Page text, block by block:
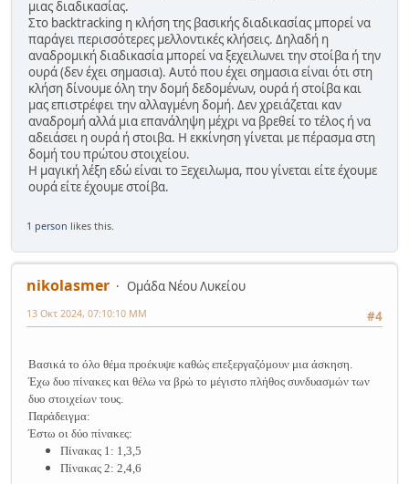
μιας διαδικασίας.
Στο backtracking η κλήση της βασικής διαδικασίας μπορεί να
παράγει περισσότερες μελλοντικές κλήσεις. Δηλαδή η
αναδρομική διαδικασία μπορεί να ξεχειλωνει την στοίβα ή την
ουρά (δεν έχει σημασια). Αυτό που έχει σημασια είναι ότι στη
κλήση δίνουμε όλη την δομή δεδομένων, ουρά ή στοίβα και
μας επιστρέφει την αλλαγμένη δομή. Δεν χρειάζεται καν
αναδρομή αλλά μια επανάληψη μέχρι να βρεθεί το τέλος ή να
αδειάσει η ουρά ή στοιβα. Η εκκίνηση γίνεται με πέρασμα στη
δομή του πρώτου στοιχείου.
Η μαγική λέξη εδώ είναι το Ξεχειλωμα, που γίνεται είτε έχουμε
ουρά είτε έχουμε στοίβα.
1 person likes this.
nikolasmer
Ομάδα Νέου Λυκείου
#4
13 Οκτ 2024, 07:10:10 ΜΜ
Βασικά το όλο θέμα προέκυψε καθώς επεξεργαζόμουν μια άσκηση.
Έχω δυο πίνακες και θέλω να βρώ το μέγιστο πλήθος συνδυασμών των
δυο στοιχείων τους.
Παράδειγμα:
Έστω οι δύο πίνακες:
Πίνακας 1: 1,3,5
Πίνακας 2: 2,4,6